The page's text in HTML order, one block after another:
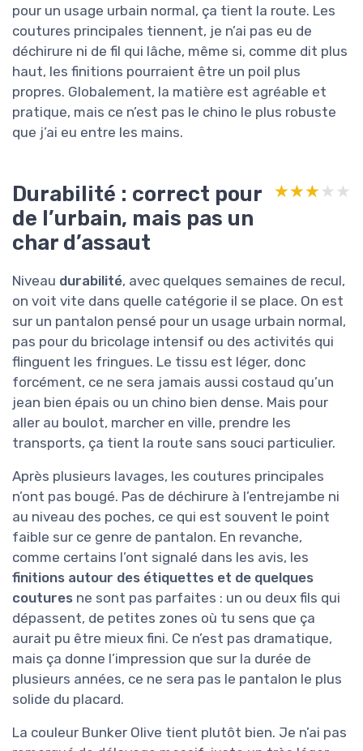
pour un usage urbain normal, ça tient la route. Les
coutures principales tiennent, je n’ai pas eu de
déchirure ni de fil qui lâche, même si, comme dit plus
haut, les finitions pourraient être un poil plus
propres. Globalement, la matière est agréable et
pratique, mais ce n’est pas le chino le plus robuste
que j’ai eu entre les mains.
Durabilité : correct pour
de l’urbain, mais pas un
char d’assaut
★★★★★
★★★★★
Niveau durabilité, avec quelques semaines de recul,
on voit vite dans quelle catégorie il se place. On est
sur un pantalon pensé pour un usage urbain normal,
pas pour du bricolage intensif ou des activités qui
flinguent les fringues. Le tissu est léger, donc
forcément, ce ne sera jamais aussi costaud qu’un
jean bien épais ou un chino bien dense. Mais pour
aller au boulot, marcher en ville, prendre les
transports, ça tient la route sans souci particulier.
Après plusieurs lavages, les coutures principales
n’ont pas bougé. Pas de déchirure à l’entrejambe ni
au niveau des poches, ce qui est souvent le point
faible sur ce genre de pantalon. En revanche,
comme certains l’ont signalé dans les avis, les
finitions autour des étiquettes et de quelques
coutures ne sont pas parfaites : un ou deux fils qui
dépassent, de petites zones où tu sens que ça
aurait pu être mieux fini. Ce n’est pas dramatique,
mais ça donne l’impression que sur la durée de
plusieurs années, ce ne sera pas le pantalon le plus
solide du placard.
La couleur Bunker Olive tient plutôt bien. Je n’ai pas